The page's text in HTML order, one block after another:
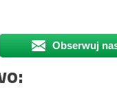
Obserwuj